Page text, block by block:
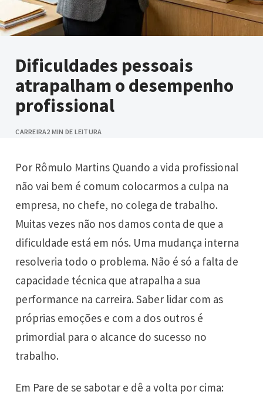
Dificuldades pessoais
atrapalham o desempenho
profissional
CARREIRA2 MIN DE LEITURA
Por Rômulo Martins Quando a vida profissional
não vai bem é comum colocarmos a culpa na
empresa, no chefe, no colega de trabalho.
Muitas vezes não nos damos conta de que a
dificuldade está em nós. Uma mudança interna
resolveria todo o problema. Não é só a falta de
capacidade técnica que atrapalha a sua
performance na carreira. Saber lidar com as
próprias emoções e com a dos outros é
primordial para o alcance do sucesso no
trabalho.
Em Pare de se sabotar e dê a volta por cima: